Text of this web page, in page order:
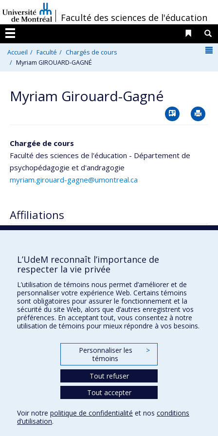
au
contenu
/Faculté des sciences de l'éducation
Menu
Liens
Accueil Faculté
Chargés de cours
Myriam GIROUARD-GAGNÉ
Myriam Girouard-Gagné
Vcard
Chargée de cours
Faculté des sciences de l'éducation - Département de
psychopédagogie et d'andragogie
myriam.girouard-gagne@umontreal.ca
Affiliations
Faculté des sciences de l'éducation
Pavillon Marie-Victorin
90, avenue Vincent-d'Indy
Montréal (Québec) H2V 2S9
Conditions d’utilisation
L’UdeM reconnaît l’importance de
respecter la vie privée
L’utilisation de témoins nous permet d’améliorer et de
personnaliser votre expérience Web. Certains témoins
sont obligatoires pour assurer le fonctionnement et la
sécurité du site Web, alors que d’autres enregistrent vos
préférences. En acceptant tout, vous consentez à notre
utilisation de témoins pour mieux répondre à vos besoins.
Personnaliser les
témoins
>
Tout refuser
Tout accepter
Voir notre politique de confidentialité et nos conditions
d’utilisation.